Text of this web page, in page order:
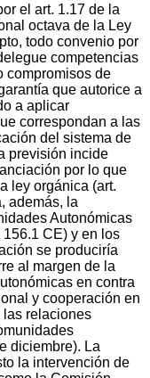
el art. 1.17 de la
octava de la Ley
todo convenio por
competencias
compromisos de
que autorice a
a aplicar
correspondan a las
del sistema de
previsión incide
por lo que
ley orgánica (art.
además, la
Autonómicas
CE) y en los
se produciría
al margen de la
en contra
y cooperación en
las relaciones
diciembre). La
la intervención de